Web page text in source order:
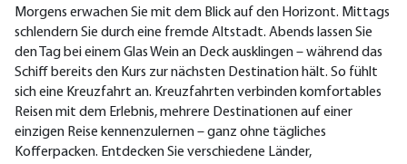
Morgens erwachen Sie mit dem Blick auf den Horizont. Mittags
schlendern Sie durch eine fremde Altstadt. Abends lassen Sie
den Tag bei einem Glas Wein an Deck ausklingen – während das
Schiff bereits den Kurs zur nächsten Destination hält. So fühlt
sich eine Kreuzfahrt an. Kreuzfahrten verbinden komfortables
Reisen mit dem Erlebnis, mehrere Destinationen auf einer
einzigen Reise kennenzulernen – ganz ohne tägliches
Kofferpacken. Entdecken Sie verschiedene Länder,